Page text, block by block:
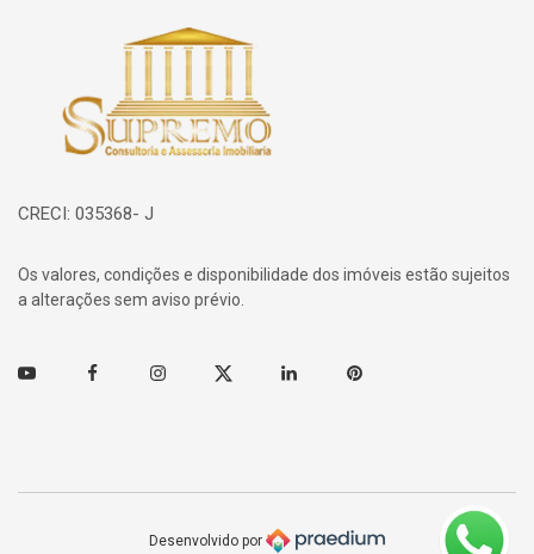
Página inicial
CRECI: 035368- J
Os valores, condições e disponibilidade dos imóveis estão sujeitos
a alterações sem aviso prévio.
Youtube FacebookInstagramTwitter Linkedin Pinterest
Desenvolvido por